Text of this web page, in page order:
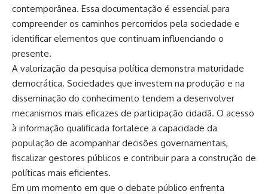
contemporânea. Essa documentação é essencial para
compreender os caminhos percorridos pela sociedade e
identificar elementos que continuam influenciando o
presente.
A valorização da pesquisa política demonstra maturidade
democrática. Sociedades que investem na produção e na
disseminação do conhecimento tendem a desenvolver
mecanismos mais eficazes de participação cidadã. O acesso
à informação qualificada fortalece a capacidade da
população de acompanhar decisões governamentais,
fiscalizar gestores públicos e contribuir para a construção de
políticas mais eficientes.
Em um momento em que o debate público enfrenta